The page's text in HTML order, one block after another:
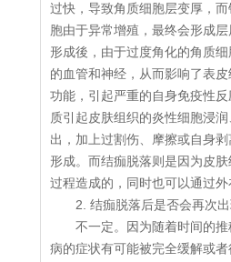
过快，导致角质细胞层变厚，
胞由于异常增殖，最终会形成
形成後，由于过度角化的角质
的血管和神经，从而影响了表
功能，引起严重的自身免疫性
质引起皮肤组织的炎性细胞浸
出，加上过割伤、摩擦或自身
形成。而结痂脱落则是因为皮
过程造成的，同时也可以通过外
2. 结痂脱落后是否会再次
不一定。因为随着时间的
病的症状有可能被完全缓解或